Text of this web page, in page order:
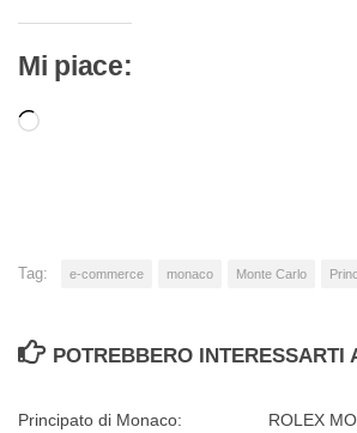
Mi piace:
Caricamento
Tag: e-commerce monaco Monte Carlo
POTREBBERO INTERESSARTI
Principato di Monaco: ROLEX